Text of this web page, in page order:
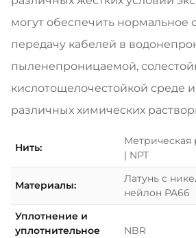
могут обеспечить нормальное
передачу кабелей в
пыленепроницаемой,
кислотощелочестойкой среде
различных химических
Нить:
Метрическая
| NPT
Материалы:
Латунь с
нейлон PA66
Уплотнение и
уплотнительное
NBR